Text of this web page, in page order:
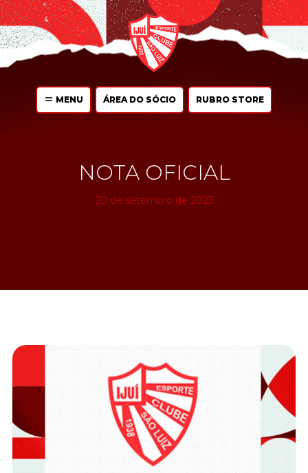
MENU ÁREA DO SÓCIO RUBRO STORE
NOTA OFICIAL
20 de setembro de 2023